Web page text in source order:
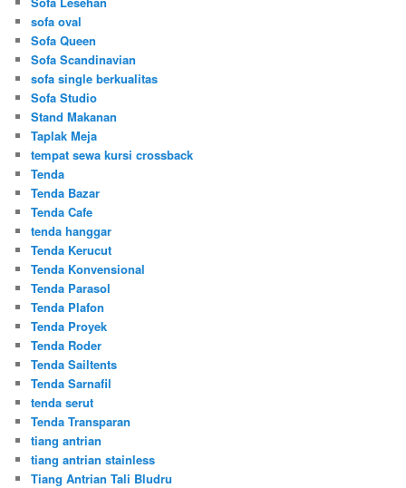
sofa oval
Sofa Queen
Sofa Scandinavian
sofa single berkualitas
Sofa Studio
Stand Makanan
Taplak Meja
tempat sewa kursi crossback
Tenda
Tenda Bazar
Tenda Cafe
tenda hanggar
Tenda Kerucut
Tenda Konvensional
Tenda Parasol
Tenda Plafon
Tenda Proyek
Tenda Roder
Tenda Sailtents
Tenda Sarnafil
tenda serut
Tenda Transparan
tiang antrian
tiang antrian stainless
Tiang Antrian Tali Bludru